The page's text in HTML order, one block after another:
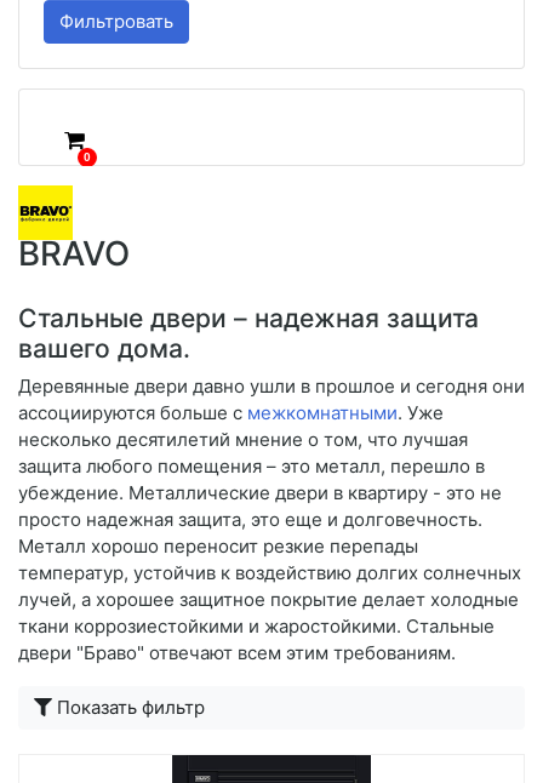
Фильтровать
0
BRAVO
Стальные двери – надежная защита
вашего дома.
Деревянные двери давно ушли в прошлое и сегодня они
ассоциируются больше с межкомнатными. Уже
несколько десятилетий мнение о том, что лучшая
защита любого помещения – это металл, перешло в
убеждение. Металлические двери в квартиру - это не
просто надежная защита, это еще и долговечность.
Металл хорошо переносит резкие перепады
температур, устойчив к воздействию долгих солнечных
лучей, а хорошее защитное покрытие делает холодные
ткани коррозиестойкими и жаростойкими. Стальные
двери "Браво" отвечают всем этим требованиям.
Показать фильтр
Подробнее